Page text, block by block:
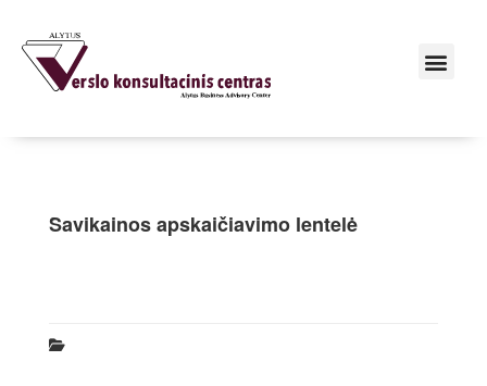
Savikainos apskaičiavimo lentelė